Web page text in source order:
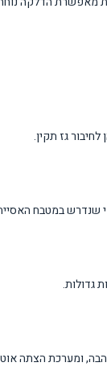
גדולות.
ומערכת הצתה